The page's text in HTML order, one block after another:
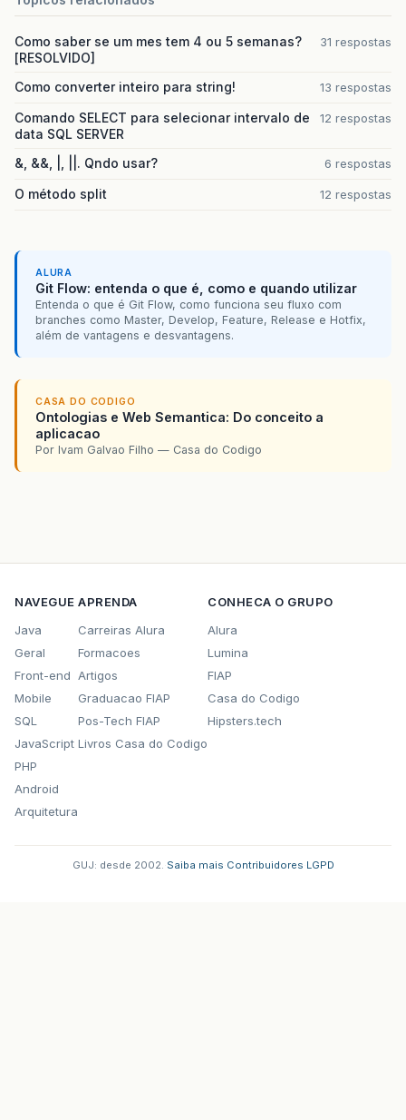
Como saber se um mes tem 4 ou 5 semanas?
[RESOLVIDO]
31 respostas
Como converter inteiro para string! 13 respostas
Comando SELECT para selecionar intervalo de
data SQL SERVER
12 respostas
&, &&, |, ||. Qndo usar? 6 respostas
O método split 12 respostas
ALURA
Git Flow: entenda o que é, como e quando utilizar
Entenda o que é Git Flow, como funciona seu fluxo com
branches como Master, Develop, Feature, Release e Hotfix,
além de vantagens e desvantagens.
CASA DO CODIGO
Ontologias e Web Semantica: Do conceito a
aplicacao
Por Ivam Galvao Filho — Casa do Codigo
NAVEGUE
Java
Geral
Front-end
Mobile
SQL
JavaScript
PHP
Android
Arquitetura
APRENDA
Carreiras Alura
Formacoes
Artigos
Graduacao FIAP
Pos-Tech FIAP
Livros Casa do Codigo
CONHECA O GRUPO
Alura
Lumina
FIAP
Casa do Codigo
Hipsters.tech
GUJ: desde 2002. Saiba mais Contribuidores LGPD